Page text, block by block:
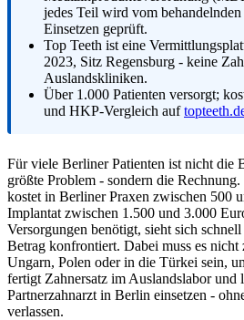
jedes Teil wird vom
Einsetzen geprüft.
Top Teeth ist eine
2023, Sitz Regensburg - keine
Auslandskliniken.
Über 1.000 Patienten versorgt;
und HKP-Vergleich auf
Für viele Berliner Patienten ist nicht die
größte Problem - sondern die
kostet in Berliner Praxen zwischen 500
Implantat zwischen 1.500 und 3.000
Versorgungen benötigt, sieht sich
Betrag konfrontiert. Dabei muss es nicht
Ungarn, Polen oder in die Türkei sein,
fertigt Zahnersatz im Auslandslabor und
Partnerzahnarzt in Berlin einsetzen -
verlassen.